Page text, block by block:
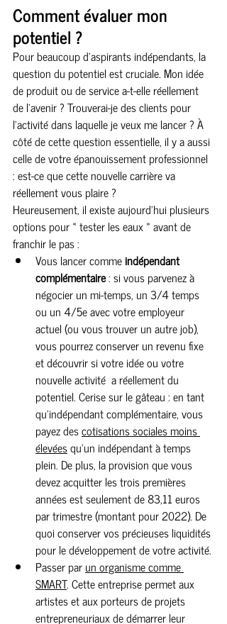
Comment évaluer mon
potentiel ?
Pour beaucoup d’aspirants indépendants, la
question du potentiel est cruciale. Mon idée
de produit ou de service a-t-elle réellement
de l’avenir ? Trouverai-je des clients pour
l’activité dans laquelle je veux me lancer ? À
côté de cette question essentielle, il y a aussi
celle de votre épanouissement professionnel
: est-ce que cette nouvelle carrière va
réellement vous plaire ?
Heureusement, il existe aujourd’hui plusieurs
options pour « tester les eaux » avant de
franchir le pas :
Vous lancer comme indépendant
complémentaire : si vous parvenez à
négocier un mi-temps, un 3/4 temps
ou un 4/5e avec votre employeur
actuel (ou vous trouver un autre job),
vous pourrez conserver un revenu fixe
et découvrir si votre idée ou votre
nouvelle activité  a réellement du
potentiel. Cerise sur le gâteau : en tant
qu’indépendant complémentaire, vous
payez des cotisations sociales moins
élevées qu’un indépendant à temps
plein. De plus, la provision que vous
devez acquitter les trois premières
années est seulement de 83,11 euros
par trimestre (montant pour 2022). De
quoi conserver vos précieuses liquidités
pour le développement de votre activité.
Passer par un organisme comme
SMART. Cette entreprise permet aux
artistes et aux porteurs de projets
entrepreneuriaux de démarrer leur